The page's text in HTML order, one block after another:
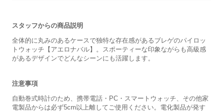
スタッフからの商品説明
全体的に丸みのあるケースで独特な存在感があるブレゲのパイロッ
トウォッチ【アエロナバル】。スポーティーな印象ながらも高級感
があるデザインでどんなシーンにも活躍します。
注意事項
自動巻式時計のため、携帯電話・PC・スマートウォッチ、その他家
電製品からは必ず5cm以上離してご使用ください。電化製品が発す